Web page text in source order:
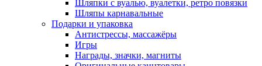
Шляпки с вуалью, вуалетки, ретро повязки
Шляпы карнавальные
Подарки и упаковка
Антистрессы, массажёры
Игры
Награды, значки, магниты